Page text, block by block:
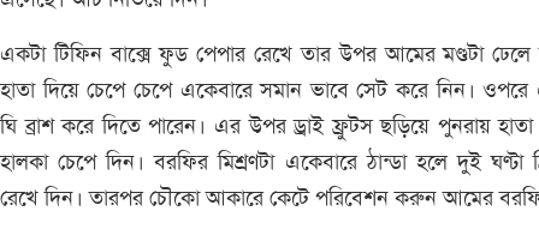
একটা টিফিন বাক্সে ফুড পেপার রেখে তার উপর আমের মণ্ডটা ঢেলে
হাতা দিয়ে চেপে চেপে একেবারে সমান ভাবে সেট করে নিন।
ঘি ব্রাশ করে দিতে পারেন। এর উপর ড্রাই ফ্রুটস ছড়িয়ে পুনরায় হাতা
হালকা চেপে দিন। বরফির মিশ্রণটা একেবারে ঠান্ডা হলে দুই ঘণ্টা
রেখে দিন। তারপর চৌকো আকারে কেটে পরিবেশন করুন আমের